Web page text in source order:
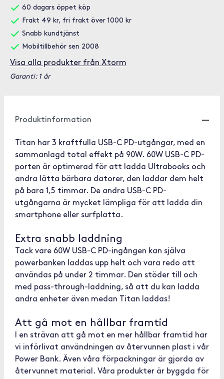
60 dagars öppet köp
Frakt 49 kr, fri frakt över 1000 kr
Snabb kundtjänst
Mobiltillbehör sen 2008
Visa alla produkter från Xtorm
Garanti: 1 år
Produktinformation
Titan har 3 kraftfulla USB-C PD-utgångar, med en
sammanlagd total effekt på 90W. 60W USB-C PD-
porten är optimerad för att ladda Ultrabooks och
andra lätta bärbara datorer, den laddar dem helt
på bara 1,5 timmar. De andra USB-C PD-
utgångarna är mycket lämpliga för att ladda din
smartphone eller surfplatta.
Extra snabb laddning
Tack vare 60W USB-C PD-ingången kan själva
powerbanken laddas upp helt och vara redo att
användas på under 2 timmar. Den stöder till och
med pass-through-laddning, så att du kan ladda
andra enheter även medan Titan laddas!
Att gå mot en hållbar framtid
I en strävan att gå mot en mer hållbar framtid har
vi införlivat användningen av återvunnen plast i vår
Power Bank. Även våra förpackningar är gjorda av
återvunnet material. Våra produkter är byggda för